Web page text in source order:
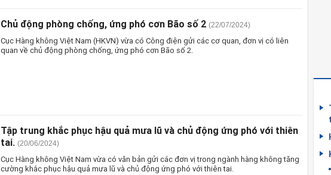
Chủ động phòng chống, ứng phó cơn Bão số 2 (22/07/2024)
Cục Hàng không Việt Nam (HKVN) vừa có Công điện gửi các cơ quan, đơn vị có liên
quan về chủ động phòng chống, ứng phó cơn Bão số 2.
Tập trung khắc phục hậu quả mưa lũ và chủ động ứng phó với thiên
tai. (20/06/2024)
Cục Hàng không Việt Nam vừa có văn bản gửi các đơn vị trong ngành hàng không tăng
cường khắc phục hậu quả mưa lũ và chủ động ứng phó với thiên tai.